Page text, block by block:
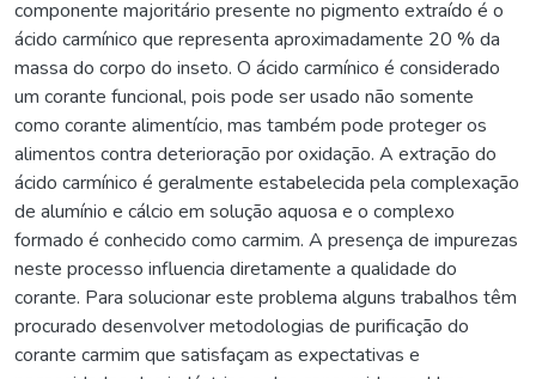
componente majoritário presente no pigmento extraído é o
ácido carmínico que representa aproximadamente 20 % da
massa do corpo do inseto. O ácido carmínico é considerado
um corante funcional, pois pode ser usado não somente
como corante alimentício, mas também pode proteger os
alimentos contra deterioração por oxidação. A extração do
ácido carmínico é geralmente estabelecida pela complexação
de alumínio e cálcio em solução aquosa e o complexo
formado é conhecido como carmim. A presença de impurezas
neste processo influencia diretamente a qualidade do
corante. Para solucionar este problema alguns trabalhos têm
procurado desenvolver metodologias de purificação do
corante carmim que satisfaçam as expectativas e